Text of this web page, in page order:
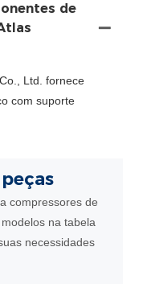
de
Ltd. fornece
com suporte
compressores de
na tabela
necessidades